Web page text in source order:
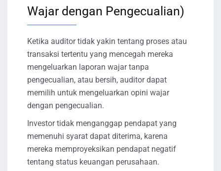
Wajar dengan Pengecualian)
Ketika auditor tidak yakin tentang proses atau
transaksi tertentu yang mencegah mereka
mengeluarkan laporan wajar tanpa
pengecualian, atau bersih, auditor dapat
memilih untuk mengeluarkan opini wajar
dengan pengecualian.
Investor tidak menganggap pendapat yang
memenuhi syarat dapat diterima, karena
mereka memproyeksikan pendapat negatif
tentang status keuangan perusahaan.